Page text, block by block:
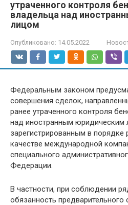
утраченного контроля
владельца над
лицом
Опубликовано: 14.05.2022
Федеральным законом
совершения сделок,
ранее утраченного контроля
над иностранным юридическим
зарегистрированным в порядке
качестве международной
специального
Федерации.
В частности, при соблюдении
обязанность